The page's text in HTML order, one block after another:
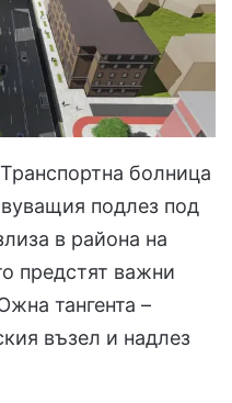
болница
подлез под
в района на
предстят важни
тангента –
възел и надлез